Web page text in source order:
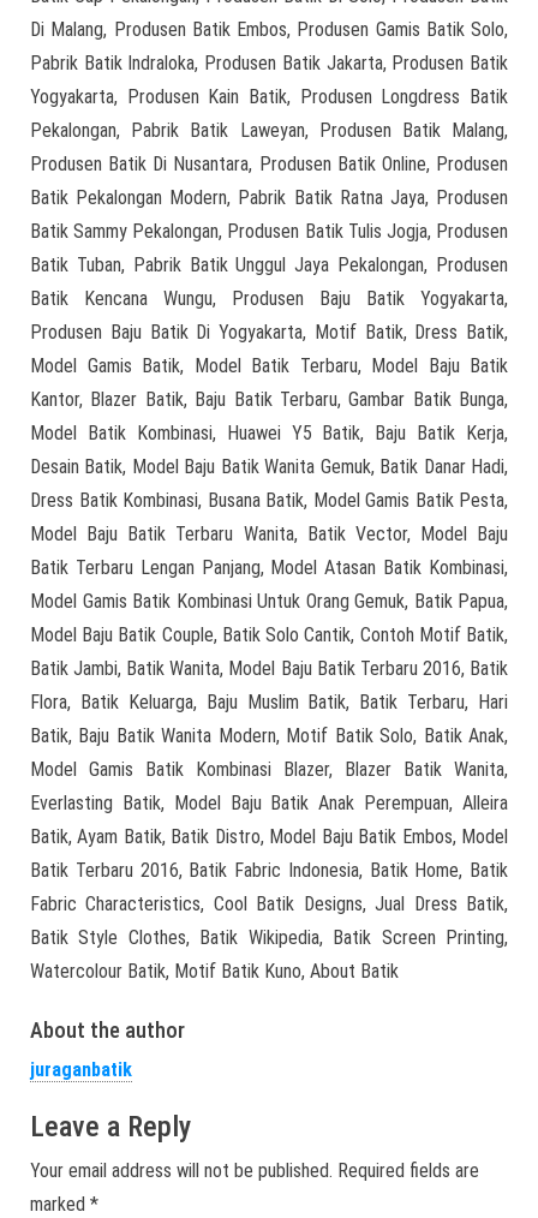
Di Malang, Produsen Batik Embos, Produsen Gamis Batik Solo,
Pabrik Batik Indraloka, Produsen Batik Jakarta, Produsen Batik
Yogyakarta, Produsen Kain Batik, Produsen Longdress Batik
Pekalongan, Pabrik Batik Laweyan, Produsen Batik Malang,
Produsen Batik Di Nusantara, Produsen Batik Online, Produsen
Batik Pekalongan Modern, Pabrik Batik Ratna Jaya, Produsen
Batik Sammy Pekalongan, Produsen Batik Tulis Jogja, Produsen
Batik Tuban, Pabrik Batik Unggul Jaya Pekalongan, Produsen
Batik Kencana Wungu, Produsen Baju Batik Yogyakarta,
Produsen Baju Batik Di Yogyakarta, Motif Batik, Dress Batik,
Model Gamis Batik, Model Batik Terbaru, Model Baju Batik
Kantor, Blazer Batik, Baju Batik Terbaru, Gambar Batik Bunga,
Model Batik Kombinasi, Huawei Y5 Batik, Baju Batik Kerja,
Desain Batik, Model Baju Batik Wanita Gemuk, Batik Danar Hadi,
Dress Batik Kombinasi, Busana Batik, Model Gamis Batik Pesta,
Model Baju Batik Terbaru Wanita, Batik Vector, Model Baju
Batik Terbaru Lengan Panjang, Model Atasan Batik Kombinasi,
Model Gamis Batik Kombinasi Untuk Orang Gemuk, Batik Papua,
Model Baju Batik Couple, Batik Solo Cantik, Contoh Motif Batik,
Batik Jambi, Batik Wanita, Model Baju Batik Terbaru 2016, Batik
Flora, Batik Keluarga, Baju Muslim Batik, Batik Terbaru, Hari
Batik, Baju Batik Wanita Modern, Motif Batik Solo, Batik Anak,
Model Gamis Batik Kombinasi Blazer, Blazer Batik Wanita,
Everlasting Batik, Model Baju Batik Anak Perempuan, Alleira
Batik, Ayam Batik, Batik Distro, Model Baju Batik Embos, Model
Batik Terbaru 2016, Batik Fabric Indonesia, Batik Home, Batik
Fabric Characteristics, Cool Batik Designs, Jual Dress Batik,
Batik Style Clothes, Batik Wikipedia, Batik Screen Printing,
Watercolour Batik, Motif Batik Kuno, About Batik
About the author
juraganbatik
Leave a Reply
Your email address will not be published. Required fields are
marked *